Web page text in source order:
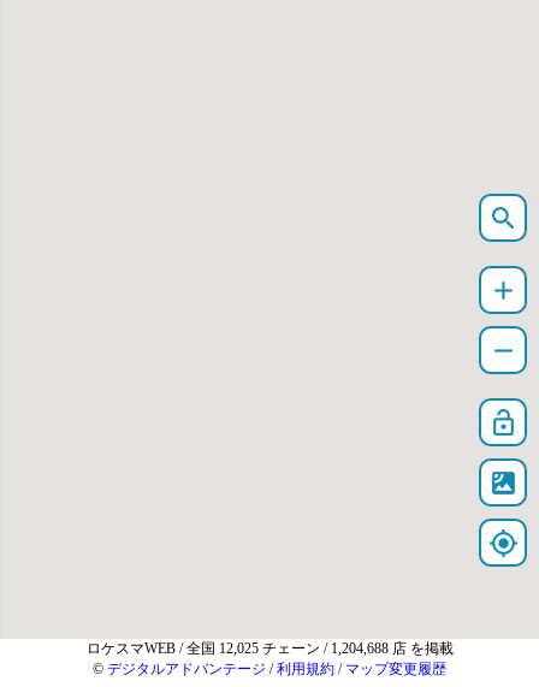
search
add
remove
lock_open
satellite
my_location
ロケスマWEB / 全国 12,025 チェーン / 1,204,688 店 を掲載
© デジタルアドバンテージ /利用規約 / マップ変更履歴